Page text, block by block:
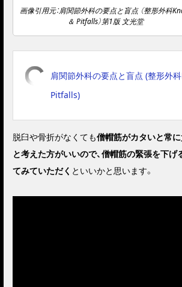
画像引用元：肩関節外科の要点と盲点 （整形外科
＆ Pitfalls）第1版 文光堂
肩関節外科の要点と盲点 (整形外
Pitfalls)
脱臼や骨折がなくても僧帽筋がカタいと常
と考えた方がいいので、僧帽筋の緊張を下げ
てみていただく といいかと思います。